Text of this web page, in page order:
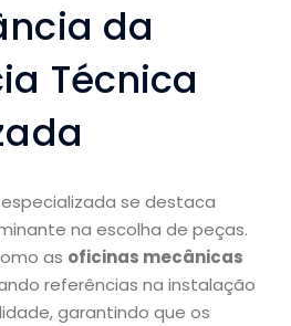
da
Técnica
se destaca
na escolha de peças.
as oficinas mecânicas
referências na instalação
garantindo que os